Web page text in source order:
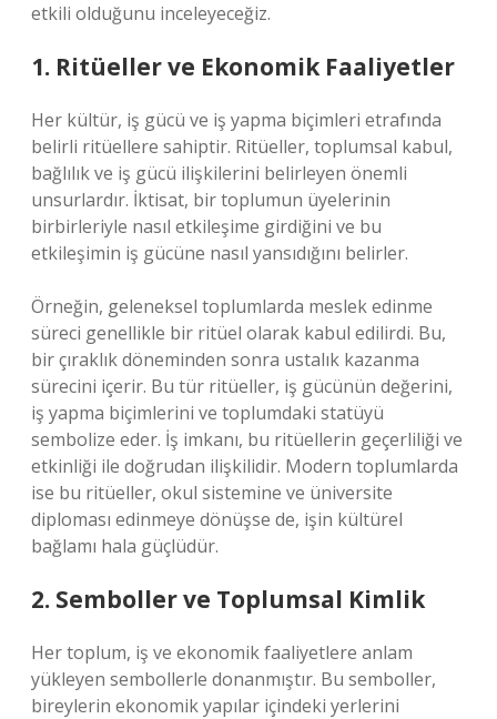
etkili olduğunu inceleyeceğiz.
1. Ritüeller ve Ekonomik Faaliyetler
Her kültür, iş gücü ve iş yapma biçimleri etrafında
belirli ritüellere sahiptir. Ritüeller, toplumsal kabul,
bağlılık ve iş gücü ilişkilerini belirleyen önemli
unsurlardır. İktisat, bir toplumun üyelerinin
birbirleriyle nasıl etkileşime girdiğini ve bu
etkileşimin iş gücüne nasıl yansıdığını belirler.
Örneğin, geleneksel toplumlarda meslek edinme
süreci genellikle bir ritüel olarak kabul edilirdi. Bu,
bir çıraklık döneminden sonra ustalık kazanma
sürecini içerir. Bu tür ritüeller, iş gücünün değerini,
iş yapma biçimlerini ve toplumdaki statüyü
sembolize eder. İş imkanı, bu ritüellerin geçerliliği ve
etkinliği ile doğrudan ilişkilidir. Modern toplumlarda
ise bu ritüeller, okul sistemine ve üniversite
diploması edinmeye dönüşse de, işin kültürel
bağlamı hala güçlüdür.
2. Semboller ve Toplumsal Kimlik
Her toplum, iş ve ekonomik faaliyetlere anlam
yükleyen sembollerle donanmıştır. Bu semboller,
bireylerin ekonomik yapılar içindeki yerlerini